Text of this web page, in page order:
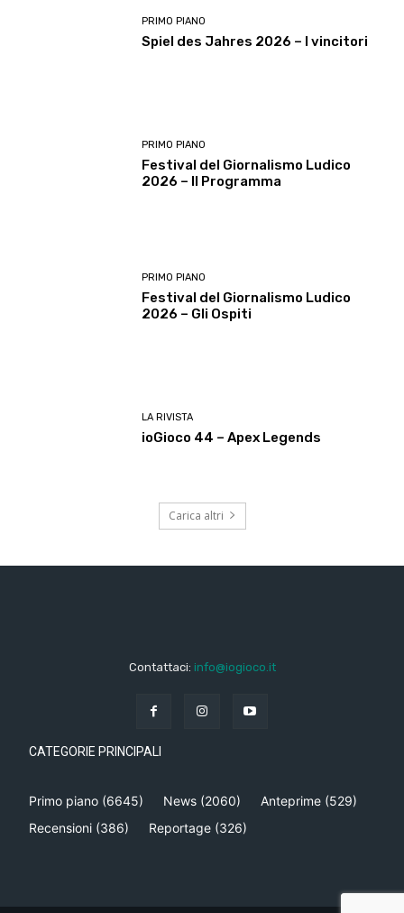
PRIMO PIANO
Spiel des Jahres 2026 – I vincitori
PRIMO PIANO
Festival del Giornalismo Ludico
2026 – Il Programma
PRIMO PIANO
Festival del Giornalismo Ludico
2026 – Gli Ospiti
LA RIVISTA
ioGioco 44 – Apex Legends
Carica altri
Contattaci: info@iogioco.it
CATEGORIE PRINCIPALI
Primo piano (6645) News (2060) Anteprime (529)
Recensioni (386) Reportage (326)